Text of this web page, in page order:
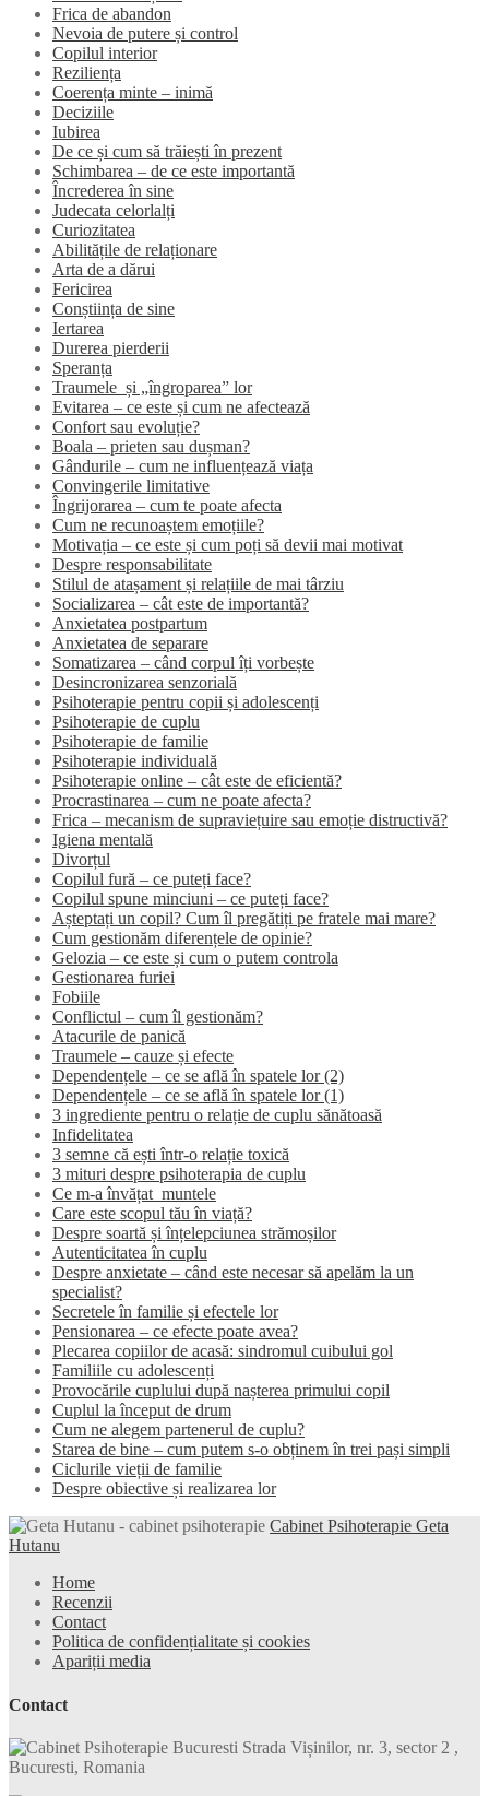
Frica de abandon
Nevoia de putere și control
Copilul interior
Reziliența
Coerența minte – inimă
Deciziile
Iubirea
De ce și cum să trăiești în prezent
Schimbarea – de ce este importantă
Încrederea în sine
Judecata celorlalți
Curiozitatea
Abilitățile de relaționare
Arta de a dărui
Fericirea
Conștiința de sine
Iertarea
Durerea pierderii
Speranța
Traumele și „îngroparea” lor
Evitarea – ce este și cum ne afectează
Confort sau evoluție?
Boala – prieten sau dușman?
Gândurile – cum ne influențează viața
Convingerile limitative
Îngrijorarea – cum te poate afecta
Cum ne recunoaștem emoțiile?
Motivația – ce este și cum poți să devii mai motivat
Despre responsabilitate
Stilul de atașament și relațiile de mai târziu
Socializarea – cât este de importantă?
Anxietatea postpartum
Anxietatea de separare
Somatizarea – când corpul îți vorbește
Desincronizarea senzorială
Psihoterapie pentru copii și adolescenți
Psihoterapie de cuplu
Psihoterapie de familie
Psihoterapie individuală
Psihoterapie online – cât este de eficientă?
Procrastinarea – cum ne poate afecta?
Frica – mecanism de supraviețuire sau emoție distructivă?
Igiena mentală
Divorțul
Copilul fură – ce puteți face?
Copilul spune minciuni – ce puteți face?
Așteptați un copil? Cum îl pregătiți pe fratele mai mare?
Cum gestionăm diferențele de opinie?
Gelozia – ce este și cum o putem controla
Gestionarea furiei
Fobiile
Conflictul – cum îl gestionăm?
Atacurile de panică
Traumele – cauze și efecte
Dependențele – ce se află în spatele lor (2)
Dependențele – ce se află în spatele lor (1)
3 ingrediente pentru o relație de cuplu sănătoasă
Infidelitatea
3 semne că ești într-o relație toxică
3 mituri despre psihoterapia de cuplu
Ce m-a învățat muntele
Care este scopul tău în viață?
Despre soartă și înțelepciunea strămoșilor
Autenticitatea în cuplu
Despre anxietate – când este necesar să apelăm la un
specialist?
Secretele în familie și efectele lor
Pensionarea – ce efecte poate avea?
Plecarea copiilor de acasă: sindromul cuibului gol
Familiile cu adolescenți
Provocările cuplului după nașterea primului copil
Cuplul la început de drum
Cum ne alegem partenerul de cuplu?
Starea de bine – cum putem s-o obținem în trei pași simpli
Ciclurile vieții de familie
Despre obiective și realizarea lor
Cabinet Psihoterapie Geta
Hutanu
Home
Recenzii
Contact
Politica de confidențialitate și cookies
Apariții media
Contact
Strada Vișinilor, nr. 3, sector 2 ,
Bucuresti, Romania